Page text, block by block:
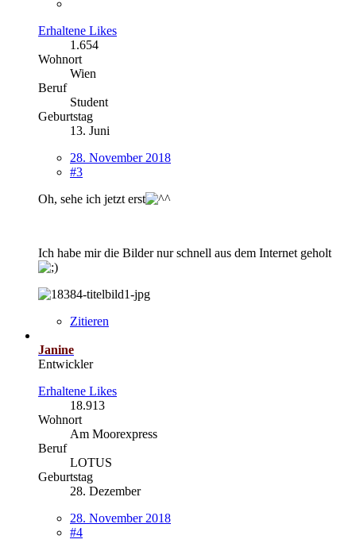
Erhaltene Likes
1.654
Wohnort
Wien
Beruf
Student
Geburtstag
13. Juni
28. November 2018
#3
Oh, sehe ich jetzt erst
Ich habe mir die Bilder nur schnell aus dem Internet geholt
Zitieren
Janine
Entwickler
Erhaltene Likes
18.913
Wohnort
Am Moorexpress
Beruf
LOTUS
Geburtstag
28. Dezember
28. November 2018
#4